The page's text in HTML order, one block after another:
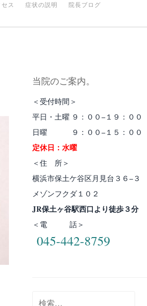
ス 症状の説明 院長ブログ
当院のご案内。
＜受付時間＞
平日・土曜 ９：００−１９：００
日曜 ９：００−１５：００
定休日：水曜
＜住 所＞
横浜市保土ケ谷区月見台３６−３
メゾンフクダ１０２
JR保土ヶ谷駅西口より徒歩３分
＜電 話＞
045-442-8759